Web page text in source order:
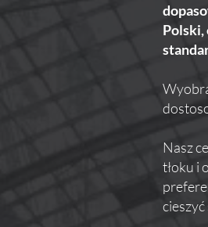
Polski,
Nasz
tłoku i